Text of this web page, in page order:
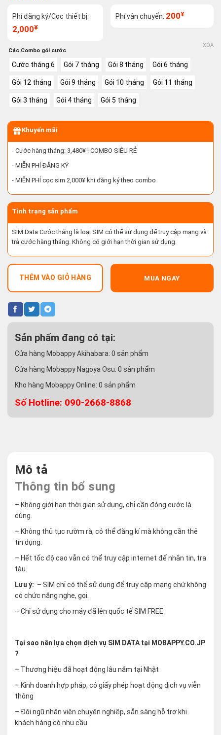
Phí đăng ký/Cọc thiết bị:
2,000¥
Phí vận chuyển: 200¥
Các Combo gói cước
Cước tháng 6 Gói 7 tháng Gói 8 tháng Gói 6 tháng
Gói 12 tháng Gói 9 tháng Gói 10 tháng Gói 11 tháng
Gói 3 tháng Gói 4 tháng Gói 5 tháng
XÓA
Khuyến mãi
- Cước hàng tháng: 3,480¥ ! COMBO SIÊU RẺ
- MIỄN PHÍ ĐĂNG KÝ
- MIỄN PHÍ cọc sim 2,000¥ khi đăng ký theo combo
Tình trạng sản phẩm
SIM Data Cước tháng là loại SIM có thể sử dụng để truy cập mạng và
trả cước hàng tháng. Không có giới hạn thời gian sử dụng.
THÊM VÀO GIỎ HÀNG MUA NGAY
Sản phẩm đang có tại:
Cửa hàng Mobappy Akihabara: 0 sản phẩm
Cửa hàng Mobappy Nagoya Osu: 0 sản phẩm
Kho hàng Mobappy Online: 0 sản phẩm
Số Hotline: 090-2668-8868
Mô tả
Thông tin bổ sung
– Không giới hạn thời gian sử dụng, chỉ cần đóng cước là
dùng.
– Không thủ tục rườm rà, có thể đăng kí mà không cần thẻ
tín dụng.
– Hết tốc độ cao vẫn có thể truy cập internet để nhắn tin, tra
tàu.
Lưu ý: – SIM chỉ có thể sử dụng để truy cập mạng chứ không
có chức năng nghe, gọi.
– Chỉ sử dụng cho máy đã lên quốc tế SIM FREE.
Tại sao nên lựa chọn dịch vụ SIM DATA tại MOBAPPY.CO.JP
?
– Thương hiệu đã hoạt động lâu năm tại Nhật
– Kinh doanh hợp pháp, có giấy phép hoạt động dịch vụ viễn
thông
– Đội ngũ nhân viên chuyên nghiệp, sẵn sàng hỗ trợ khi
khách hàng có nhu cầu